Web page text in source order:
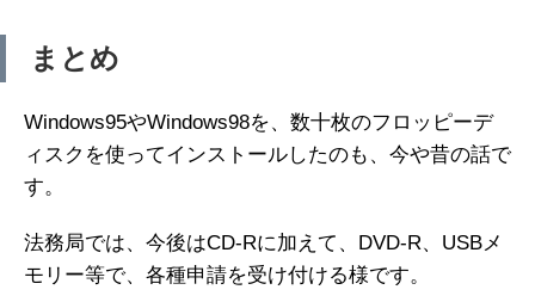
まとめ
Windows95やWindows98を、数十枚のフロッピーデ
ィスクを使ってインストールしたのも、今や昔の話で
す。
法務局では、今後はCD-Rに加えて、DVD-R、USBメ
モリー等で、各種申請を受け付ける様です。